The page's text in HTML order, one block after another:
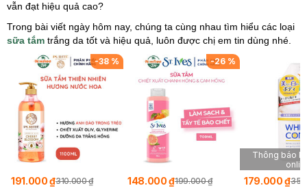
vẫn đạt hiệu quả cao?
Trong bài viết ngày hôm nay, chúng ta cùng nhau tìm hiểu các loại
sữa tắm trắng da tốt và hiệu quả, luôn được chị em tin dùng nhé.
38%
₫
-26%
148.000 ₫ 199.000 ₫
Thông báo khi có hàng
179.000 ₫ 350.000 ₫